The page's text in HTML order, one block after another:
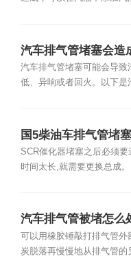
汽车排气管堵塞会造
汽车排气管堵塞可能会导致
低、异响或者回火。以下是
国5柴油车排气管堵
SCR催化器堵塞之后必须
时间太长,就需要更换总成
汽车排气管被堵怎么
可以用橡胶锤敲打排气管外
炭脱落再慢慢地从排气管的